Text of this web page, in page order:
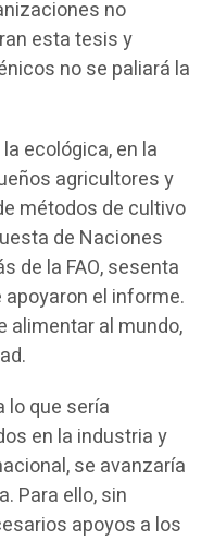
no
esta tesis y
no se paliará la
ecológica, en la
agricultores y
métodos de cultivo
de Naciones
de la FAO, sesenta
el informe.
alimentar al mundo,
lo que sería
en la industria y
se avanzaría
Para ello, sin
apoyos a los